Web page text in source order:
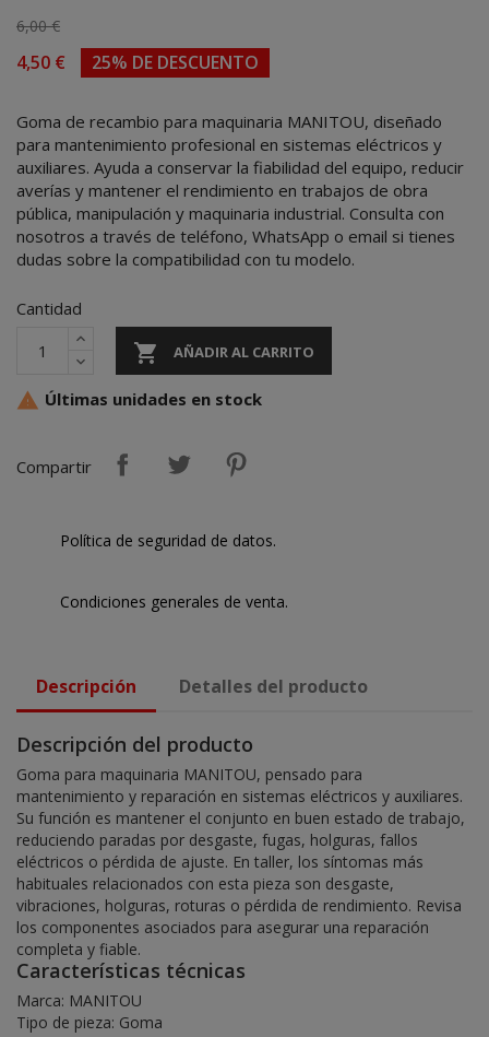
6,00 €
4,50 € 25% DE DESCUENTO
Goma de recambio para maquinaria MANITOU, diseñado
para mantenimiento profesional en sistemas eléctricos y
auxiliares. Ayuda a conservar la fiabilidad del equipo, reducir
averías y mantener el rendimiento en trabajos de obra
pública, manipulación y maquinaria industrial. Consulta con
nosotros a través de teléfono, WhatsApp o email si tienes
dudas sobre la compatibilidad con tu modelo.
Cantidad
 AÑADIR AL CARRITO
 Últimas unidades en stock
Compartir
Política de seguridad de datos.
Condiciones generales de venta.
Descripción Detalles del producto
Descripción del producto
Goma para maquinaria MANITOU, pensado para
mantenimiento y reparación en sistemas eléctricos y auxiliares.
Su función es mantener el conjunto en buen estado de trabajo,
reduciendo paradas por desgaste, fugas, holguras, fallos
eléctricos o pérdida de ajuste. En taller, los síntomas más
habituales relacionados con esta pieza son desgaste,
vibraciones, holguras, roturas o pérdida de rendimiento. Revisa
los componentes asociados para asegurar una reparación
completa y fiable.
Características técnicas
Marca: MANITOU
Tipo de pieza: Goma